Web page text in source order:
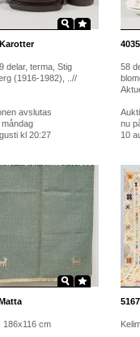
Karotter
delar, terma, Stig
(1916-1982), ..//
avslutas
kl 20:27
4035
58
nu
10
186x116 cm
5167